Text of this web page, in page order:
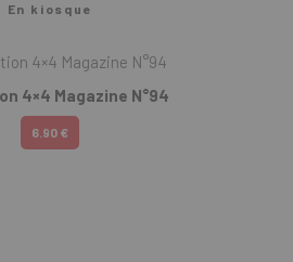
En kiosque
4×4 Magazine N°94
6.90 €